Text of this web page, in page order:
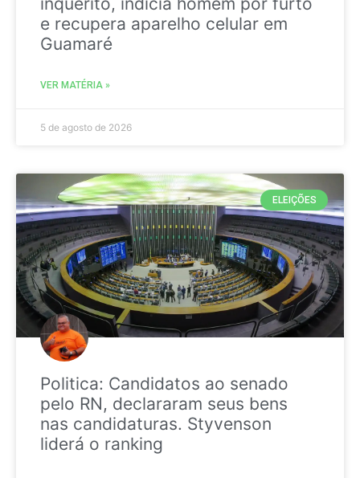
e recupera aparelho celular em
Guamaré
VER MATÉRIA »
5 de agosto de 2026
ELEIÇÕES
Politica: Candidatos ao senado
pelo RN, declararam seus bens
nas candidaturas. Styvenson
liderá o ranking